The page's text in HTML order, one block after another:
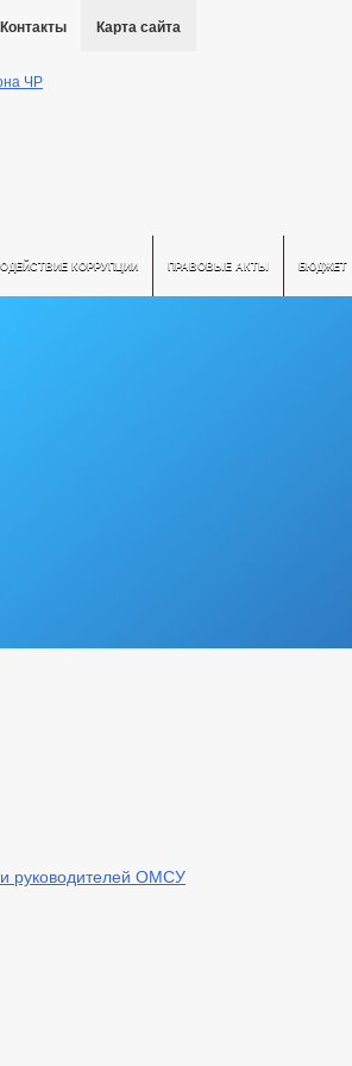
Контакты Карта сайта
КОРРУПЦИИ ПРАВОВЫЕ АКТЫ БЮДЖЕТ
руководителей ОМСУ